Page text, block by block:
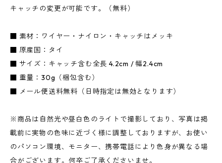
キャッチの変更が可能です。（無料）
■ 素材：ワイヤー・ナイロン・キャッチはメッキ
■ 原産国：タイ
■ サイズ：キャッチ含む全長 4.2cm / 幅2.4cm
■ 重量：30g（梱包含む）
■ メール便送料無料（日時指定は無効となります）
※商品は自然光や昼白色のライトで撮影しており、写真は掲
載前に実物の色味に近づく様に調整しておりますが、お使い
のパソコン環境、モニター、携帯電話により色身が異なる場
合がございます。何卒ご了承くださいませ。